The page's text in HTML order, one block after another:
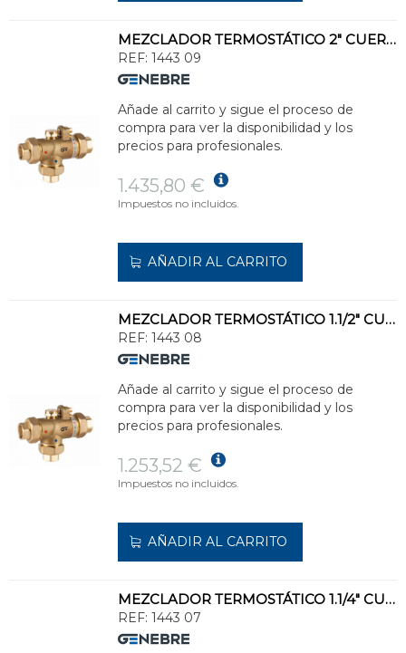
MEZCLADOR TERMOSTÁTICO 2" CUERPO LATÓN
REF: 1443 09
Añade al carrito y sigue el proceso de
compra para ver la disponibilidad y los
precios para profesionales.
1.435,80 €
Impuestos no incluidos.
AÑADIR AL CARRITO
MEZCLADOR TERMOSTÁTICO 1.1/2" CUERPO LATÓN
REF: 1443 08
Añade al carrito y sigue el proceso de
compra para ver la disponibilidad y los
precios para profesionales.
1.253,52 €
Impuestos no incluidos.
AÑADIR AL CARRITO
MEZCLADOR TERMOSTÁTICO 1.1/4" CUERPO LATÓN
REF: 1443 07